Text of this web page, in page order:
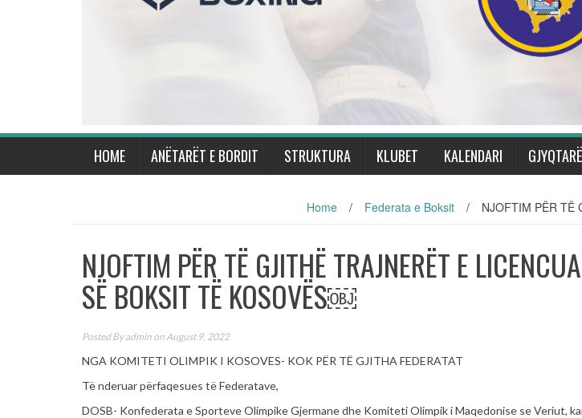
HOME ANËTARËT E BORDIT STRUKTURA KLUBET KALENDARI
Home / Federata e Boksit / NJOFTIM PËR TË
NJOFTIM PËR TË GJITHË TRAJNERËT E
SË BOKSIT TË KOSOVËS￼
Posted Byadmin on August 9, 2022
NGA KOMITETI OLIMPIK I KOSOVES- KOK PËR TË GJITHA FEDERATAT
Të nderuar përfaqesues të Federatave,
DOSB- Konfederata e Sporteve Olimpike Gjermane dhe Komiteti Olimpik i Maqedonise se Veriut,